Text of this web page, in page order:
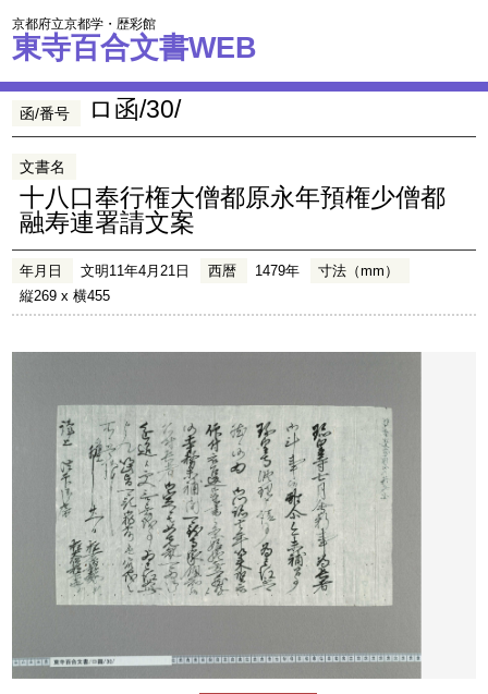
京都府立京都学・歴彩館
東寺百合文書WEB
函/番号 ロ函/30/
文書名
十八口奉行権大僧都原永年預権少僧都
融寿連署請文案
年月日 文明11年4月21日 西暦 1479年
寸法（mm）
縦269 x 横455